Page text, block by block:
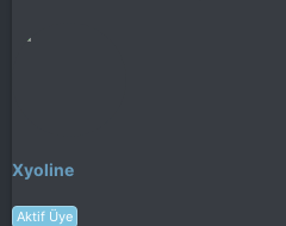
Xyoline
Aktif Üye